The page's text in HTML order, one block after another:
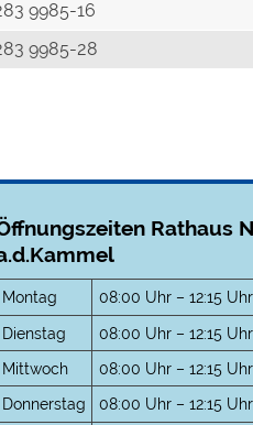
9985-16
9985-28
Rathaus
Montag 08:00 Uhr – 12:15 Uhr
Dienstag
08:00 Uhr – 12:15 Uhr
Mittwoch
08:00 Uhr – 12:15 Uhr
Donnerstag
08:00 Uhr – 12:15 Uhr